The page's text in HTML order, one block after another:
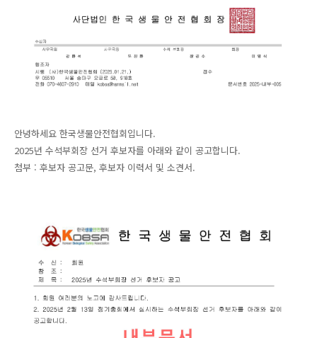
안녕하세요 한국생물안전협회입니다.
2025년 수석부회장 선거 후보자를 아래와 같이 공고합니다.
첨부 : 후보자 공고문, 후보자 이력서 및 소견서.